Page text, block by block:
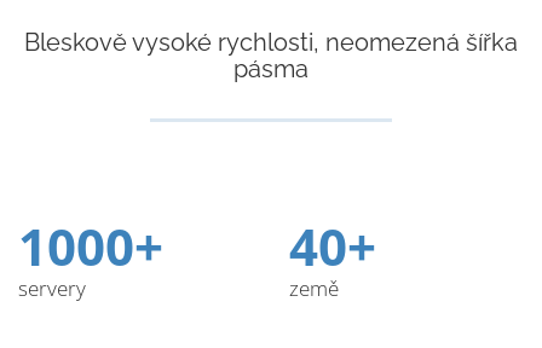
Bleskově vysoké rychlosti, neomezená šířka
pásma
1000+
servery
40+
země